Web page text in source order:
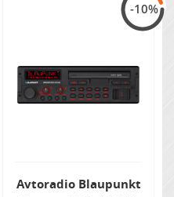
-10%
Avtoradio Blaupunkt